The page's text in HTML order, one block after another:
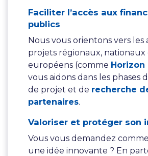
Faciliter l’accès aux
publics
Nous vous orientons vers les
projets régionaux, nationaux
européens (comme Horizon
vous aidons dans les phases
de projet et de recherche
partenaires.
Valoriser et protéger son
Vous vous demandez
une idée innovante ? En